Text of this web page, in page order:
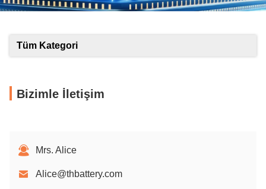
Tüm Kategori
Bizimle İletişim
Mrs. Alice
Alice@thbattery.com